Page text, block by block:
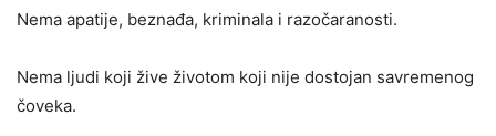
Nema apatije, beznađa, kriminala i razočaranosti.
Nema ljudi koji žive životom koji nije dostojan savremenog
čoveka.